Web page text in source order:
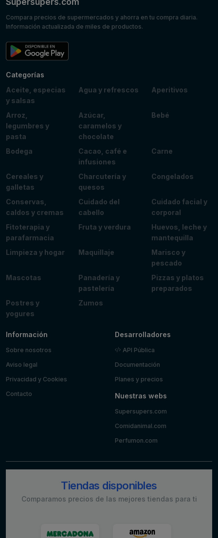
Compara precios de supermercados y ahorra en tu compra diaria.
Información actualizada de miles de productos.
Categorías
Aceite, especias
y salsas
Agua y refrescos Aperitivos
Arroz,
legumbres y
pasta
Azúcar,
caramelos y
chocolate
Bebé
Bodega
Cacao, café e
infusiones
Carne
Cereales y
galletas
Charcutería y
quesos
Congelados
Conservas,
caldos y cremas
Cuidado del
cabello
Cuidado facial y
corporal
Fitoterapia y
parafarmacia
Fruta y verdura
Huevos, leche y
mantequilla
Limpieza y hogar
Maquillaje
Marisco y
pescado
Mascotas
Panadería y
pastelería
Pizzas y platos
preparados
Postres y
yogures
Zumos
Información
Sobre nosotros
Aviso legal
Privacidad y Cookies
Contacto
Desarrolladores
API Pública
Documentación
Planes y precios
Nuestras webs
Supersupers.com
Comidanimal.com
Perfumon.com
Tiendas disponibles
Comparamos precios de las mejores tiendas para ti